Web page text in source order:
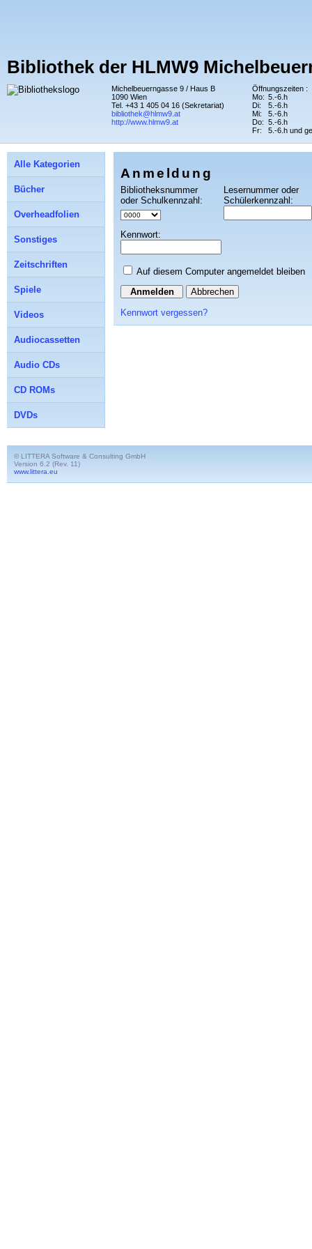
Bibliothek der HLMW9
Michelbeuerngasse 9 / Haus B
1090 Wien
Tel. +43 1 405 04 16 (Sekretariat)
bibliothek@hlmw9.at
http://www.hlmw9.at
Öffnungszeiten :
Mo: 5.-6.h
Di:
5.-6.h
Mi:
5.-6.h
Do: 5.-6.h
Fr:
5.-6.h und
Anmeldung
Bibliotheksnummer
oder Schulkennzahl:
Lesernummer oder
Schülerkennzahl:
Kennwort:
Auf diesem Computer angemeldet bleiben
Abbrechen
Kennwort vergessen?
Alle Kategorien
Bücher
Overheadfolien
Sonstiges
Zeitschriften
Spiele
Videos
Audiocassetten
Audio CDs
CD ROMs
DVDs
© LITTERA Software & Consulting GmbH
Version 6.2 (Rev. 11)
www.littera.eu